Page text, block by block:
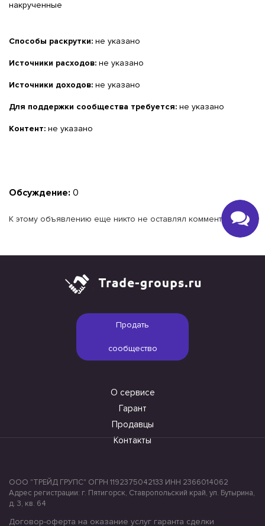
накрученные
Способы раскрутки: не указано
Источники расходов: не указано
Источники доходов: не указано
Для поддержки сообщества требуется: не указано
Контент: не указано
Обсуждение: 0
К этому объявлению еще никто не оставлял комментариев.
Продать
сообщество
О сервисе
Гарант
Продавцы
Контакты
ООО "ТРЕЙД ГРУПС" ОГРН 1192375042133 ИНН 2366014062
Адрес регистрации: г. Пятигорск, Ставропольский край, ул. Бутырина,
д. 3, кв. 64
Договор-оферта на оказание услуг гаранта сделки